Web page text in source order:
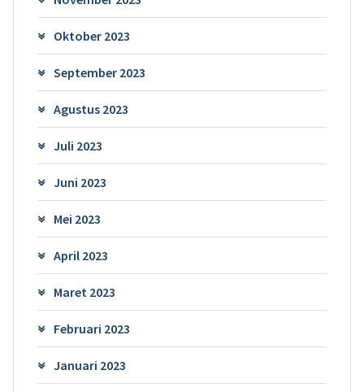
Oktober 2023
September 2023
Agustus 2023
Juli 2023
Juni 2023
Mei 2023
April 2023
Maret 2023
Februari 2023
Januari 2023